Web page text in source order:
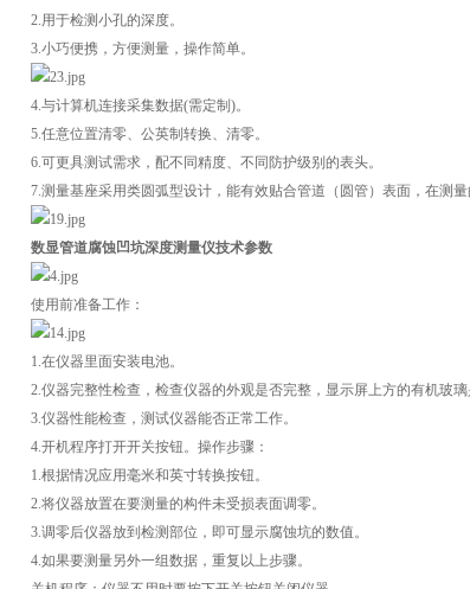
2.用于检测小孔的深度。
3.小巧便携，方便测量，操作简单。
4.与计算机连接采集数据(需定制)。
5.任意位置清零、公英制转换、清零。
6.可更具测试需求，配不同精度、不同防护级别的表头。
7.测量基座采用类圆弧型设计，能有效贴合管道（圆管）表面，在测
数显管道腐蚀凹坑深度测量仪技术参数
使用前准备工作：
1.在仪器里面安装电池。
2.仪器完整性检查，检查仪器的外观是否完整，显示屏上方的有机玻璃
3.仪器性能检查，测试仪器能否正常工作。
4.开机程序打开开关按钮。操作步骤：
1.根据情况应用毫米和英寸转换按钮。
2.将仪器放置在要测量的构件未受损表面调零。
3.调零后仪器放到检测部位，即可显示腐蚀坑的数值。
4.如果要测量另外一组数据，重复以上步骤。